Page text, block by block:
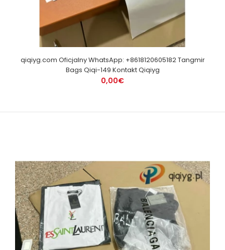
qiqiyg.com Oficjalny WhatsApp: +8618120605182 Tangmir
Bags Qiqi-149 Kontakt Qiqiyg
0,00€